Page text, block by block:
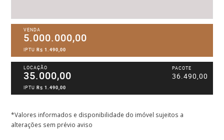
VENDA
5.000.000,00
IPTUR$ 1.490,00
LOCAÇÃO
35.000,00
PACOTE
36.490,00
IPTUR$ 1.490,00
*Valores informados e disponibilidade do imóvel sujeitos a
alterações sem prévio aviso